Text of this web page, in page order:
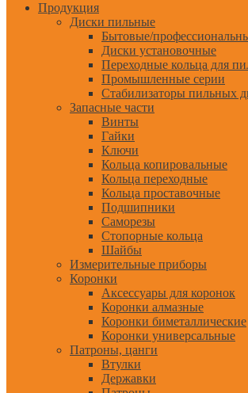
Продукция
Диски пильные
Бытовые/
Диски установочные
Переходные кольца для
Промышленные серии
Стабилизаторы пильных
Запасные части
Винты
Гайки
Ключи
Кольца копировальные
Кольца переходные
Кольца проставочные
Подшипники
Саморезы
Стопорные кольца
Шайбы
Измерительные приборы
Коронки
Аксессуары для коронок
Коронки алмазные
Коронки биметаллические
Коронки универсальные
Патроны, цанги
Втулки
Державки